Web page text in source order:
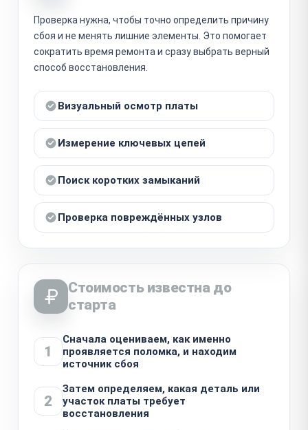
Проверка нужна, чтобы точно определить причину
сбоя и не менять лишние элементы. Это помогает
сократить время ремонта и сразу выбрать верный
способ восстановления.
Визуальный осмотр платы
Измерение ключевых цепей
Поиск коротких замыканий
Проверка повреждённых узлов
Стоимость известна до
старта
1
Сначала оцениваем, как именно
проявляется поломка, и находим
источник сбоя
2
Затем определяем, какая деталь или
участок платы требует
восстановления